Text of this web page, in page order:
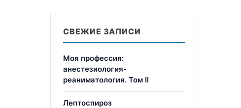
СВЕЖИЕ ЗАПИСИ
Моя профессия:
анестезиология-
реаниматология. Том II
Лептоспироз